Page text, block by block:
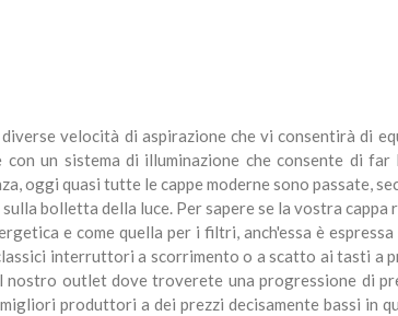
velocità di aspirazione che vi consentirà di
un sistema di illuminazione che consente di
oggi quasi tutte le cappe moderne sono passate,
bolletta della luce. Per sapere se la vostra
e come quella per i filtri, anch'essa è
interruttori a scorrimento o a scatto ai tasti a
outlet dove troverete una progressione di
produttori a dei prezzi decisamente bassi in